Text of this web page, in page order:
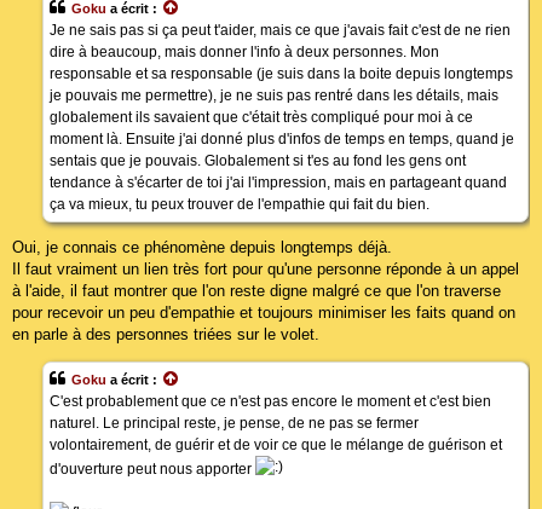
Goku a écrit :
Je ne sais pas si ça peut t'aider, mais ce que j'avais fait c'est de ne rien
dire à beaucoup, mais donner l'info à deux personnes. Mon
responsable et sa responsable (je suis dans la boite depuis longtemps
je pouvais me permettre), je ne suis pas rentré dans les détails, mais
globalement ils savaient que c'était très compliqué pour moi à ce
moment là. Ensuite j'ai donné plus d'infos de temps en temps, quand je
sentais que je pouvais. Globalement si t'es au fond les gens ont
tendance à s'écarter de toi j'ai l'impression, mais en partageant quand
ça va mieux, tu peux trouver de l'empathie qui fait du bien.
Oui, je connais ce phénomène depuis longtemps déjà.
Il faut vraiment un lien très fort pour qu'une personne réponde à un appel
à l'aide, il faut montrer que l'on reste digne malgré ce que l'on traverse
pour recevoir un peu d'empathie et toujours minimiser les faits quand on
en parle à des personnes triées sur le volet.
Goku a écrit :
C'est probablement que ce n'est pas encore le moment et c'est bien
naturel. Le principal reste, je pense, de ne pas se fermer
volontairement, de guérir et de voir ce que le mélange de guérison et
d'ouverture peut nous apporter